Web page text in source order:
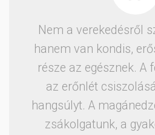
Nem a verekedésről
hanem van kondis,
része az egésznek. A
az erőnlét
hangsúlyt. A
zsákolgatunk, a